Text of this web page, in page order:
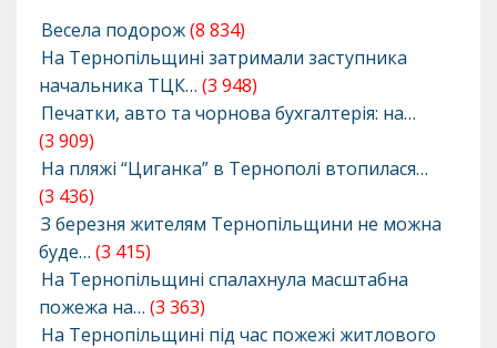
Весела подорож(8 834)
На Тернопільщині затримали заступника
начальника ТЦК… (3 948)
Печатки, авто та чорнова бухгалтерія: на…
(3 909)
На пляжі “Циганка” в Тернополі втопилася…
(3 436)
З березня жителям Тернопільщини не можна
буде… (3 415)
На Тернопільщині спалахнула масштабна
пожежа на… (3 363)
На Тернопільщині під час пожежі житлового